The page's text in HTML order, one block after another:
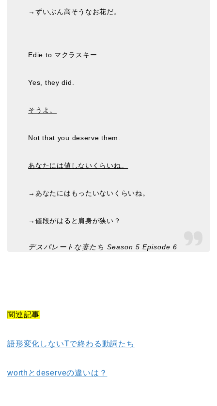
→ずいぶん高そうなお花だ。
Edie to マクラスキー
Yes, they did.
そうよ。
Not that you deserve them.
あなたには値しないくらいね。
→あなたにはもったいないくらいね。
→値段がはると肩身が狭い？
デスパレートな妻たち Season 5 Episode 6
関連記事
語形変化しないTで終わる動詞たち
worthとdeserveの違いは？